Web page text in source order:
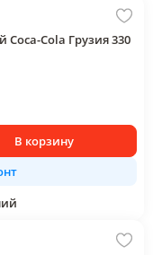
Cola Грузия 330
В корзину